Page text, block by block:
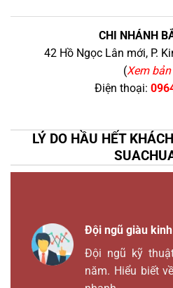
CHI NHÁNH
42 Hồ Ngọc Lân mới, P.
(Xem
Điện thoại:
LÝ DO HẦU HẾT
Đội ngũ giàu
Đội ngũ kỹ
năm. Hiểu biết